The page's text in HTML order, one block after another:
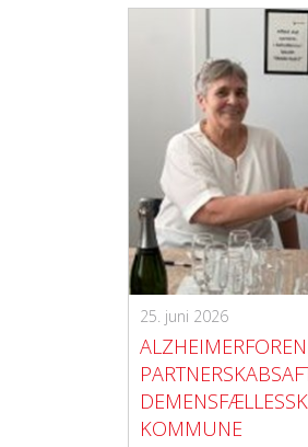
25. juni 2026
KOMMUNE